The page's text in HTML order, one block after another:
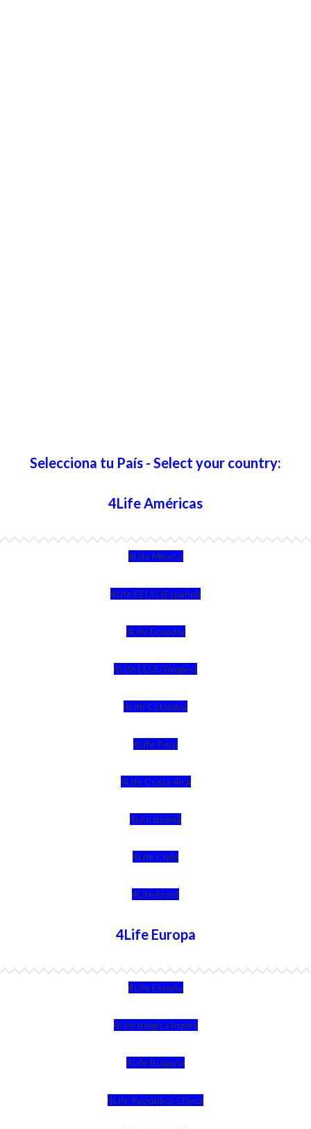
Selecciona tu País - Select your country:
4Life Américas
4Life México
4Life EEUU (Español)
4Life Ecuador
4Life EEUU (Inglés)
4Life Colombia
4Life Perú
4Life Costa Rica
4Life Bolivia
4Life Chile
4Life Brasil
4Life Europa
4Life España
4Life Bélgica Ingles
4Life Bulgaria
4Life República Checa